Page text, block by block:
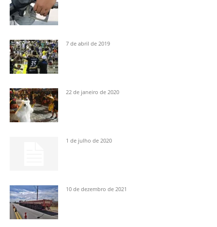
7 de abril de 2019
22 de janeiro de 2020
1 de julho de 2020
10 de dezembro de 2021